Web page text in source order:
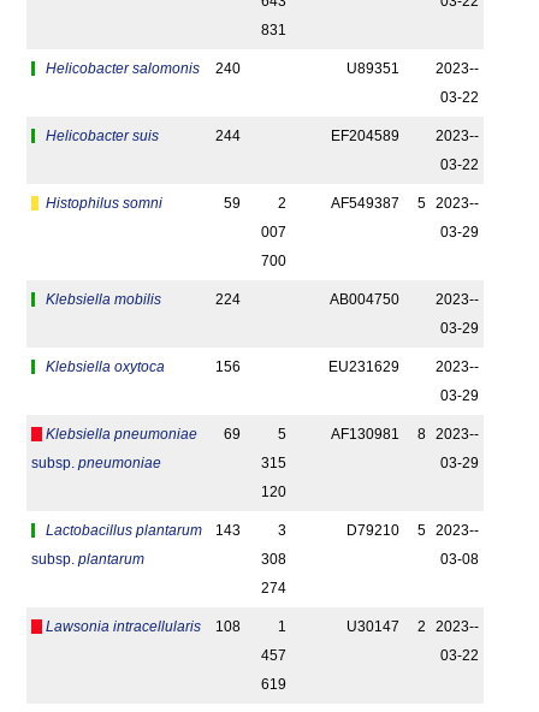
831
Helicobacter salomonis 240 U89351
2023-­
03-22
Helicobacter suis 244 EF204589
2023-­
03-22
Histophilus somni 59
2
007
700
AF549387 5
2023-­
03-29
Klebsiella mobilis 224 AB004750
2023-­
03-29
Klebsiella oxytoca 156 EU231629
2023-­
03-29
Klebsiella pneumoniae
subsp. pneumoniae
69
5
315
120
AF130981 8
2023-­
03-29
Lactobacillus plantarum
subsp. plantarum
143
3
308
274
D79210 5
2023-­
03-08
Lawsonia intracellularis 108
1
457
619
U30147 2
2023-­
03-22